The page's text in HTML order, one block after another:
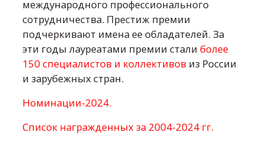
международного профессионального
сотрудничества. Престиж премии
подчеркивают имена ее обладателей. За
эти годы лауреатами премии стали более
150 специалистов и коллективов из России
и зарубежных стран.
Номинации-2024.
Список награжденных за 2004-2024 гг.